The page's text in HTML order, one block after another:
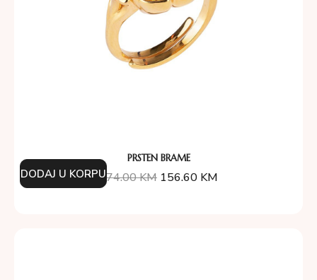
PRSTEN BRAME
174.00KM 156.60 KM
DODAJ U KORPU